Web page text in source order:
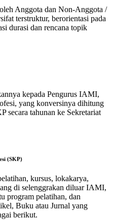
Anggota dan Non-Anggota /
terstruktur, berorientasi pada
durasi dan rencana topik
kepada Pengurus IAMI,
yang konversinya dihitung
secara tahunan ke Sekretariat
(SKP)
kursus, lokakarya,
di selenggrakan diluar IAMI,
program pelatihan, dan
Buku atau Jurnal yang
berikut.